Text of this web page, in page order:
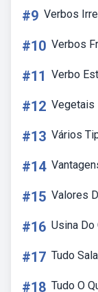
#9 Verbos
#10 Verbos
#11 Verbo
#12 Vegetais
#13 Vários
#14
#15 Valores
#16 Usina Do
#17 Tudo
#18 Tudo O